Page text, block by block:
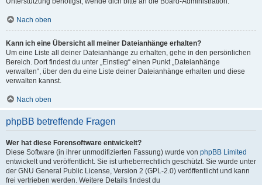
Nach oben
Kann ich eine Übersicht all meiner Dateianhänge erhalten?
Um eine Liste all deiner Dateianhänge zu erhalten, gehe in den persönlichen
Bereich. Dort findest du unter „Einstieg“ einen Punkt „Dateianhänge
verwalten“, über den du eine Liste deiner Dateianhänge erhalten und diese
verwalten kannst.
Nach oben
phpBB betreffende Fragen
Wer hat diese Forensoftware entwickelt?
Diese Software (in ihrer unmodifizierten Fassung) wurde von phpBB Limited
entwickelt und veröffentlicht. Sie ist urheberrechtlich geschützt. Sie wurde unter
der GNU General Public License, Version 2 (GPL-2.0) veröffentlicht und kann
frei vertrieben werden. Weitere Details findest du